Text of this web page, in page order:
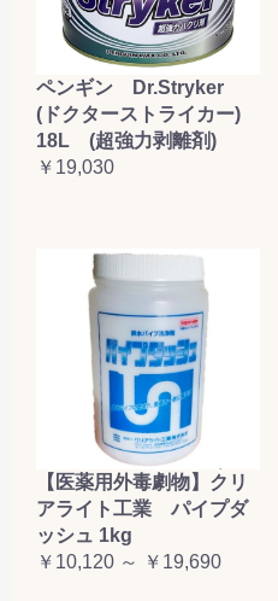
ペンギン Dr.Stryker
(ドクターストライカー)
18L (超強力剥離剤)
￥19,030
【医薬用外毒劇物】クリ
アライト工業 パイプダ
ッシュ 1kg
￥10,120 ～ ￥19,690